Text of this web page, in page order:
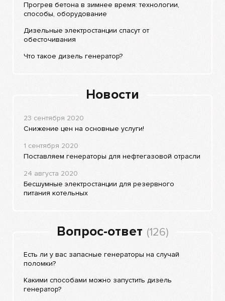
Прогрев бетона в зимнее время: технологии,
способы, оборудование
Дизельные электростанции спасут от
обесточивания
Что такое дизель генератор?
Новости
23 сентября 2020
Снижение цен на основные услуги!
1 сентября 2020
Поставляем генераторы для нефтегазовой отрасли
24 августа 2020
Бесшумные электростанции для резервного
питания котельных
Вопрос-ответ (126)
Есть ли у вас запасные генераторы на случай
поломки?
Какими способами можно запустить дизель
генератор?